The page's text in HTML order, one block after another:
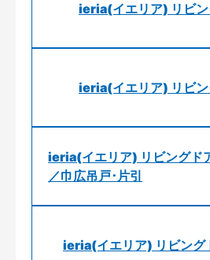
ieria(イエリア) リビン
ieria(イエリア) リビン
ieria(イエリア) リビングド
／巾広吊戸･片引
ieria(イエリア) リビング